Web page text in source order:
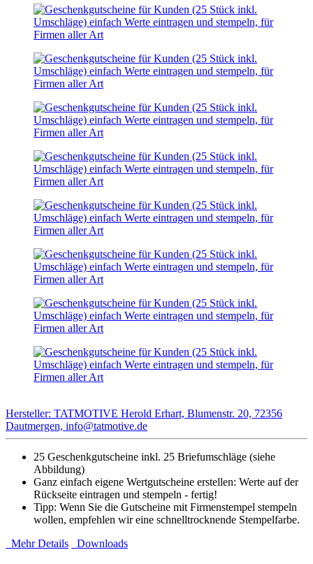
Hersteller: TATMOTIVE Herold Erhart, Blumenstr. 20, 72356
Dautmergen, info@tatmotive.de
25 Geschenkgutscheine inkl. 25 Briefumschläge (siehe
Abbildung)
Ganz einfach eigene Wertgutscheine erstellen: Werte auf der
Rückseite eintragen und stempeln - fertig!
Tipp: Wenn Sie die Gutscheine mit Firmenstempel stempeln
wollen, empfehlen wir eine schnelltrocknende Stempelfarbe.
Mehr Details
Downloads